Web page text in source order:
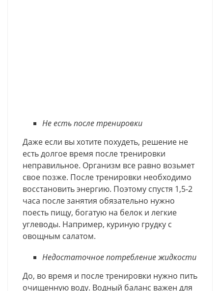
Не есть после тренировки
Даже если вы хотите похудеть, решение не
есть долгое время после тренировки
неправильное. Организм все равно возьмет
свое позже. После тренировки необходимо
восстановить энергию. Поэтому спустя 1,5-2
часа после занятия обязательно нужно
поесть пищу, богатую на белок и легкие
углеводы. Например, куриную грудку с
овощным салатом.
Недостаточное потребление жидкости
До, во время и после тренировки нужно пить
очищенную воду. Водный баланс важен для